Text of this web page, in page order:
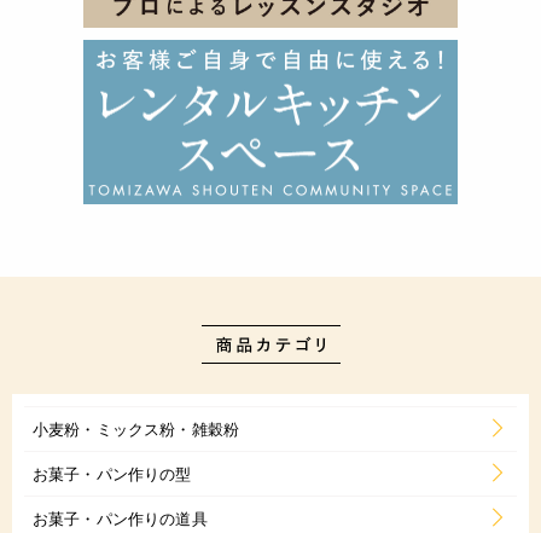
小麦粉・ミックス粉・雑穀粉
お菓子・パン作りの型
お菓子・パン作りの道具